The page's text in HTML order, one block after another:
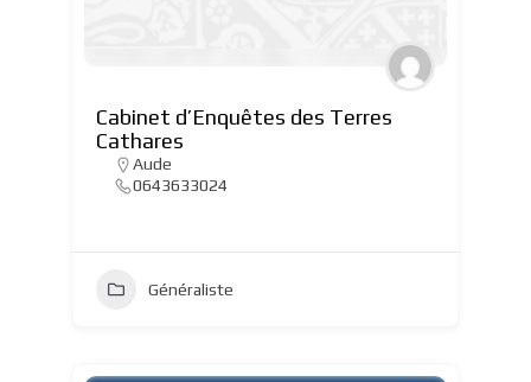
Cabinet d’Enquêtes des Terres
Cathares
Aude
0643633024
Généraliste